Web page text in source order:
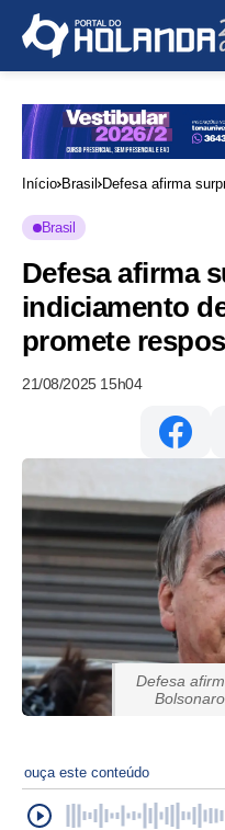
Início Brasil
Defesa afirma
Brasil
Defesa afirma
indiciamento
promete
21/08/2025 15h04
Defesa
ouça este conteúdo